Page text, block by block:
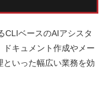
CLIベースのAIアシスタ
ドキュメント作成やメー
といった幅広い業務を効